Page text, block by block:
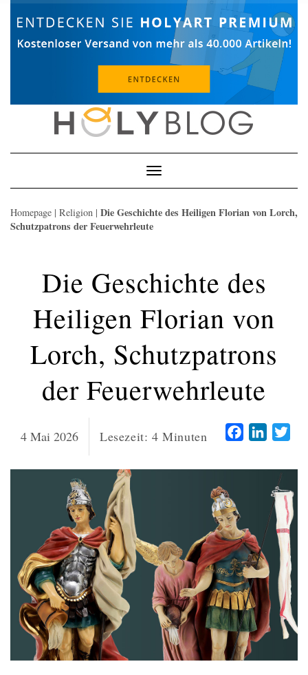
Toggle
Navigation
Homepage | Religion | Die Geschichte des Heiligen Florian von Lorch,
Schutzpatrons der Feuerwehrleute
Die Geschichte des
Heiligen Florian von
Lorch, Schutzpatrons
der Feuerwehrleute
4 Mai 2026 Lesezeit: 4 Minuten Facebook